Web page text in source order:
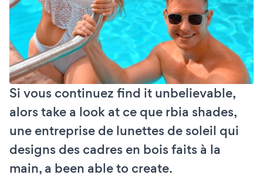
Si vous continuez find it unbelievable,
alors take a look at ce que rbia shades,
une entreprise de lunettes de soleil qui
designs des cadres en bois faits à la
main, a been able to create.